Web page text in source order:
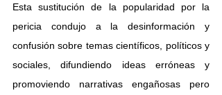
Esta sustitución de la popularidad por la
pericia condujo a la desinformación y
confusión sobre temas científicos, políticos y
sociales, difundiendo ideas erróneas y
promoviendo narrativas engañosas pero